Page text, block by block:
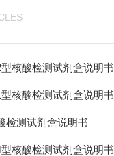
核酸检测试剂盒说明书
核酸检测试剂盒说明书
检测试剂盒说明书
核酸检测试剂盒说明书